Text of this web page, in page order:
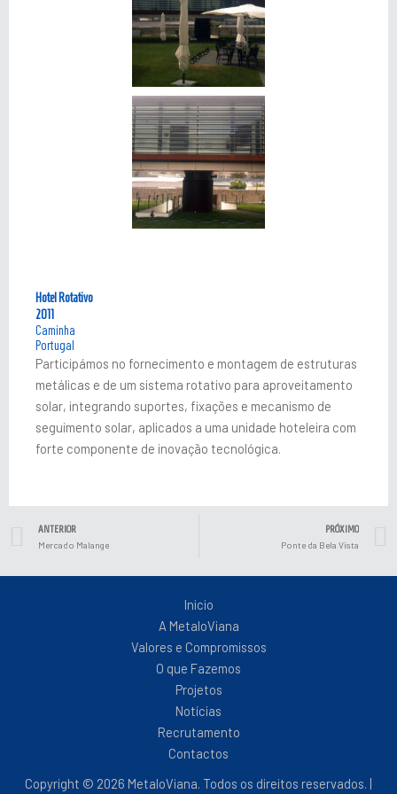
Hotel Rotativo
2011
Caminha
Portugal
Participámos no fornecimento e montagem de estruturas
metálicas e de um sistema rotativo para aproveitamento
solar, integrando suportes, fixações e mecanismo de
seguimento solar, aplicados a uma unidade hoteleira com
forte componente de inovação tecnológica.
Prev
ANTERIOR
Mercado Malange
PRÓXIMO
Ponte da Bela Vista
Inicio
A MetaloViana
Valores e Compromissos
O que Fazemos
Projetos
Notícias
Recrutamento
Contactos
Copyright © 2026 MetaloViana. Todos os direitos reservados. |